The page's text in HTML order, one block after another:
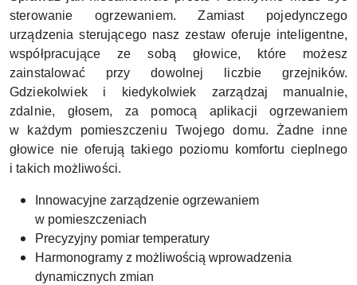
sterowanie ogrzewaniem. Zamiast pojedynczego
urządzenia sterującego nasz zestaw oferuje inteligentne,
współpracujące ze sobą głowice, które możesz
zainstalować przy dowolnej liczbie grzejników.
Gdziekolwiek i kiedykolwiek zarządzaj manualnie,
zdalnie, głosem, za pomocą aplikacji ogrzewaniem
w każdym pomieszczeniu Twojego domu. Żadne inne
głowice nie oferują takiego poziomu komfortu cieplnego
i takich możliwości.
Innowacyjne zarządzenie ogrzewaniem
w pomieszczeniach
Precyzyjny pomiar temperatury
Harmonogramy z możliwością wprowadzenia
dynamicznych zmian